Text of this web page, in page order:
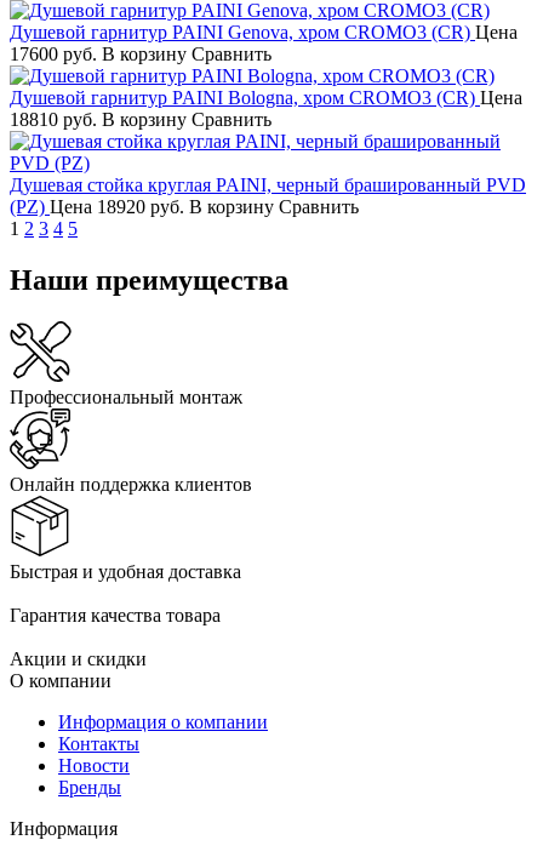
Душевой гарнитур PAINI Genova, хром CROMO3 (CR) Цена
17600 руб. В корзину Сравнить
Душевой гарнитур PAINI Bologna, хром CROMO3 (CR) Цена
18810 руб. В корзину Сравнить
Душевая стойка круглая PAINI, черный брашированный PVD
(PZ) Цена 18920 руб. В корзину Сравнить
1 2 3 4 5
Наши преимущества
Профессиональный монтаж
Онлайн поддержка клиентов
Быстрая и удобная доставка
Гарантия качества товара
Акции и скидки
О компании
Информация о компании
Контакты
Новости
Бренды
Информация